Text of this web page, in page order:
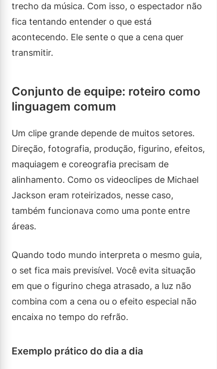
trecho da música. Com isso, o espectador não
fica tentando entender o que está
acontecendo. Ele sente o que a cena quer
transmitir.
Conjunto de equipe: roteiro como
linguagem comum
Um clipe grande depende de muitos setores.
Direção, fotografia, produção, figurino, efeitos,
maquiagem e coreografia precisam de
alinhamento. Como os videoclipes de Michael
Jackson eram roteirizados, nesse caso,
também funcionava como uma ponte entre
áreas.
Quando todo mundo interpreta o mesmo guia,
o set fica mais previsível. Você evita situação
em que o figurino chega atrasado, a luz não
combina com a cena ou o efeito especial não
encaixa no tempo do refrão.
Exemplo prático do dia a dia